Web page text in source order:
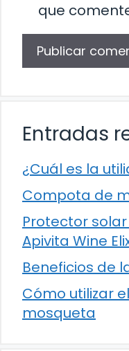
que
Entradas
¿Cuál es la
Compota de
Protector
Apivita Wine
Beneficios de
Cómo utilizar
mosqueta